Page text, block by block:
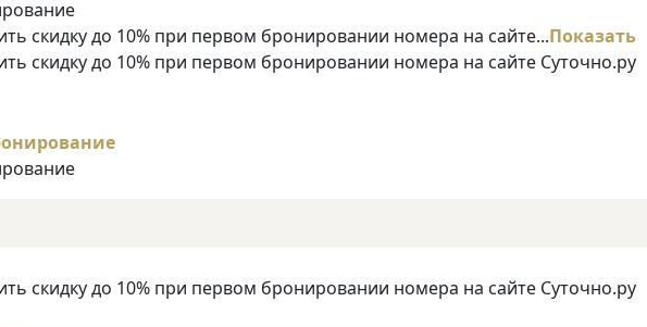
скидку до 10% при первом бронировании номера на сайте...Показать
скидку до 10% при первом бронировании номера на сайте Суточно.ру
скидку до 10% при первом бронировании номера на сайте Суточно.ру